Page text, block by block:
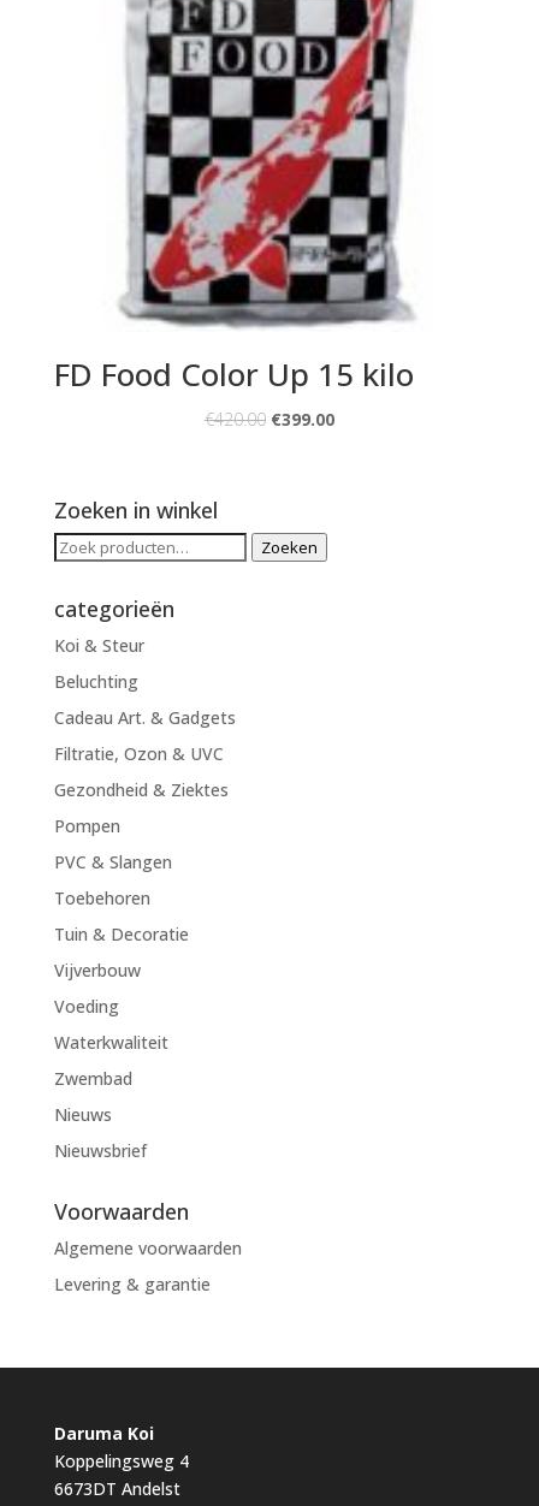
FD Food Color Up 15 kilo
€420.00 €399.00
Zoeken in winkel
Zoeken
Zoeken
categorieën
Koi & Steur
Beluchting
Cadeau Art. & Gadgets
Filtratie, Ozon & UVC
Gezondheid & Ziektes
Pompen
PVC & Slangen
Toebehoren
Tuin & Decoratie
Vijverbouw
Voeding
Waterkwaliteit
Zwembad
Nieuws
Nieuwsbrief
Voorwaarden
Algemene voorwaarden
Levering & garantie
Daruma Koi
Koppelingsweg 4
6673DT Andelst